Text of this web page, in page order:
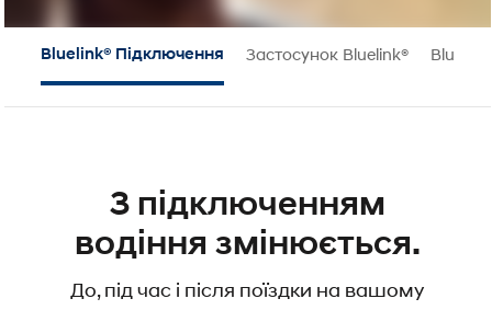
Bluelink® Підключення Застосунок Bluelink®
З підключенням
водіння змінюється.
До, під час і після поїздки на вашому